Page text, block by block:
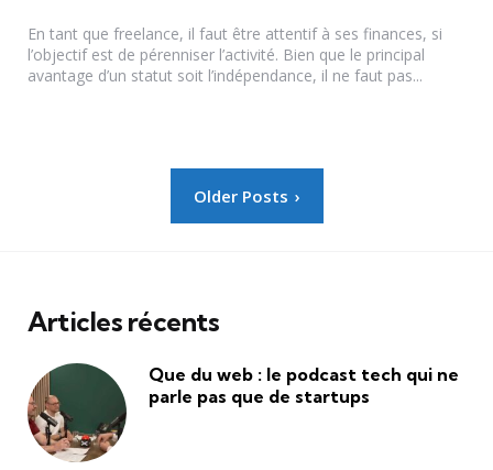
En tant que freelance, il faut être attentif à ses finances, si
l’objectif est de pérenniser l’activité. Bien que le principal
avantage d’un statut soit l’indépendance, il ne faut pas...
Older Posts
Articles récents
Que du web : le podcast tech qui ne
parle pas que de startups